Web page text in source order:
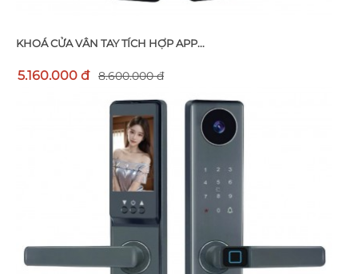
KHOÁ CỬA VÂN TAY TÍCH HỢP APP...
5.160.000 đ 8.600.000 đ